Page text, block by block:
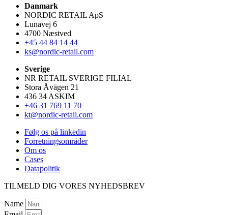
Danmark
NORDIC RETAIL ApS
Lunavej 6
4700 Næstved
+45 44 84 14 44
ks@nordic-retail.com
Sverige
NR RETAIL SVERIGE FILIAL
Stora Åvägen 21
436 34 ASKIM
+46 31 769 11 70
kt@nordic-retail.com
Følg os på linkedin
Forretningsområder
Om os
Cases
Datapolitik
TILMELD DIG VORES NYHEDSBREV
Name